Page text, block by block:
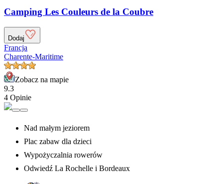
Camping Les Couleurs de la Coubre
Dodaj
Francja
Charente-Maritime
Zobacz na mapie
9.3
4 Opinie
Nad małym jeziorem
Plac zabaw dla dzieci
Wypożyczalnia rowerów
Odwiedź La Rochelle i Bordeaux